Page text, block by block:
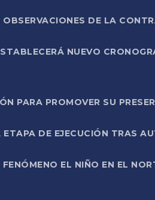
DE LA
NUEVO
PARA PROMOVER SU
DE EJECUCIÓN TRAS
EL NIÑO EN EL